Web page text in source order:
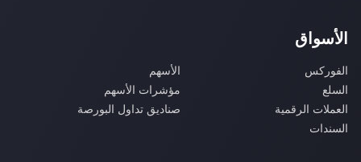
الأسواق
الفوركس
الأسهم
السلع
مؤشرات الأسهم
العملات الرقمية
صناديق تداول البورصة
السندات